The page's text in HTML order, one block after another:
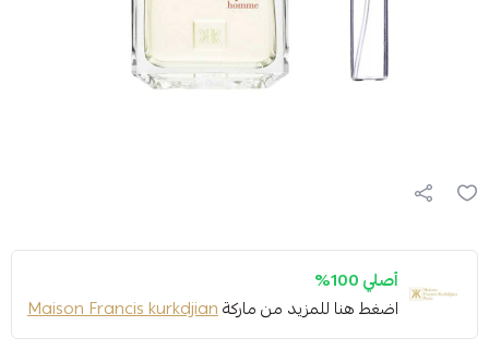
أصلي 100%
اضغط هنا للمزيد من ماركةMaison Francis kurkdjian